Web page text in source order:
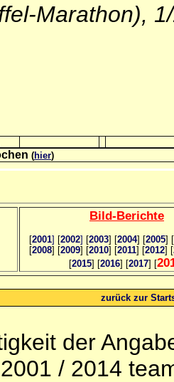
Marathon),
(hier)
Bild-Berichte
[2001] [2002] [2003] [2004] [2005] [
[2008] [2009] [2010] [2011] [2012] [
[2015] [2016] [2017] [
zurück zur
der
/ 2014